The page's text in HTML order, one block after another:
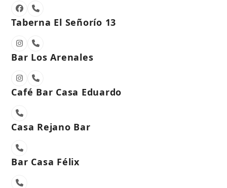
Facebook
Phone
Number
Taberna El Señorío 13
Instagram
Phone
Number
Bar Los Arenales
Instagram
Phone
Number
Café Bar Casa Eduardo
Phone
Number
Casa Rejano Bar
Phone
Number
Bar Casa Félix
Phone